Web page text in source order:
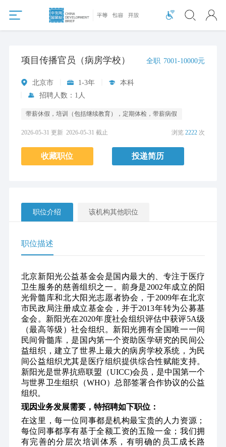
项目传播官员（病房学校） 全职 7001-10000元
北京市 1-3年
本科
招聘人数：1人
带薪休假，培训（包括继续教育），定期体检，带薪病假
2026-05-31 更新 2026-05-31 截止 浏览2222 次
收藏职位 投递简历
职位介绍 该机构其他职位
职位描述
北京新阳光公益基金会是国内最大的、专注于医疗
卫生服务的慈善组织之一。前身是2002年成立的阳
光骨髓库和北大阳光志愿者协会，于2009年在北京
市民政局注册成立基金会，并于2013年转为公募基
金会。新阳光在2020年度社会组织评估中获评5A级
（最高等级）社会组织。新阳光拥有全国唯一一间
民间骨髓库，是国内第一个资助医学研究的民间公
益组织，建立了世界上最大的病房学校系统，为民
间公益组织尤其是医疗组织提供综合性赋能支持。
新阳光是世界抗癌联盟（UICC)会员，是中国第一个
与世界卫生组织（WHO）总部签署合作协议的公益
组织。
现因业务发展需要，特招聘如下职位：
在这里，每一位同事都是机构最宝贵的人力资源；
每位同事都享有基于全额工资的五险一金；我们拥
有完善的分层次培训体系，有明确的员工成长路